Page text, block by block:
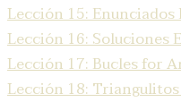
Lección 15: Enunciados
Lección 16: Soluciones
Lección 17: Bucles for
Lección 18: